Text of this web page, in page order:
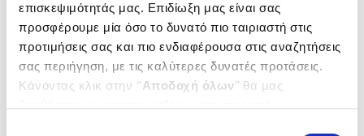
επισκεψιμότητάς μας. Επιδίωξη μας είναι σας
προσφέρουμε μία όσο το δυνατό πιο ταιριαστή στις
προτιμήσεις σας και πιο ενδιαφέρουσα στις αναζητήσεις
σας περιήγηση, με τις καλύτερες δυνατές προτάσεις.
Κάνοντας κλικ στην ‘’Αποδοχή όλων’’ θα μας